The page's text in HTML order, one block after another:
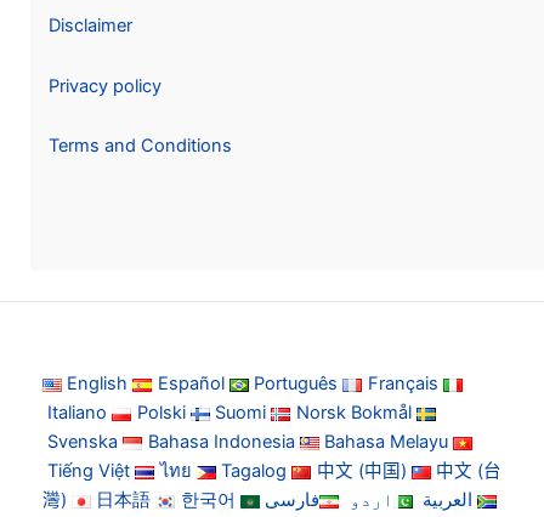
Disclaimer
Privacy policy
Terms and Conditions
English Español Português
Français
Italiano
Polski Suomi
Norsk Bokmål
Svenska
Bahasa Indonesia
Bahasa Melayu
Tiếng Việt
ไทย Tagalog 中文 (中国)
中文 (台
灣)
日本語 한국어 العربية اردو
فارسی